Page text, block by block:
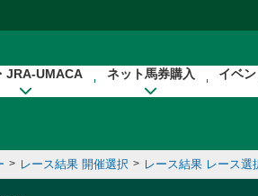
JRA-UMACA ネット馬券購入 イベ
> レース結果 開催選択 > レース結果 レース選